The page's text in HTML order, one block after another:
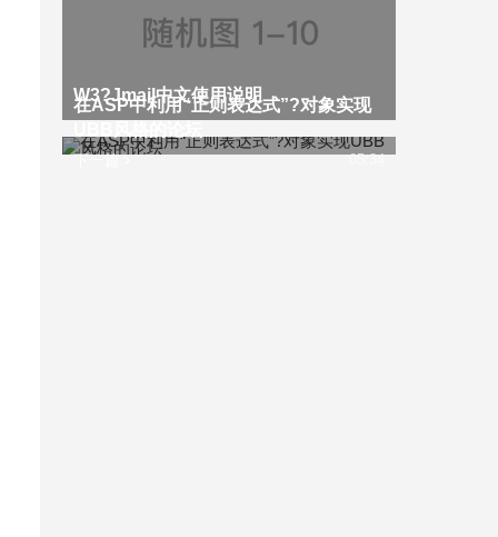
W3?Jmail中文使用说明
下一篇
在ASP中利用“正则表达式”?对象实现
05:34